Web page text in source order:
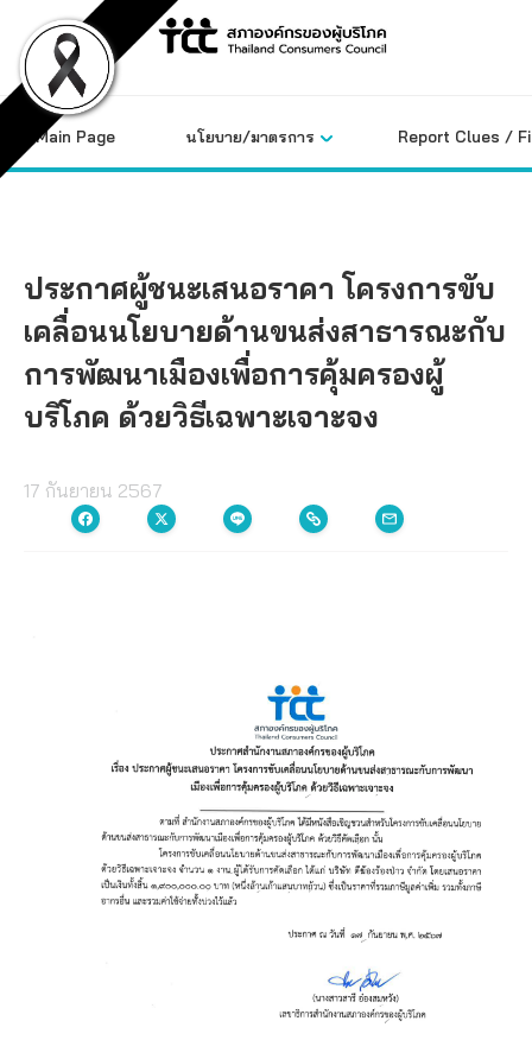
content
Main Page นโยบาย/มาตรการ Report Clues /
ประกาศผู้ชนะเสนอราคา โครงการขับ
เคลื่อนนโยบายด้านขนส่งสาธารณะกับ
การพัฒนาเมืองเพื่อการคุ้มครองผู้
บริโภค ด้วยวิธีเฉพาะเจาะจง
17 กันยายน 2567